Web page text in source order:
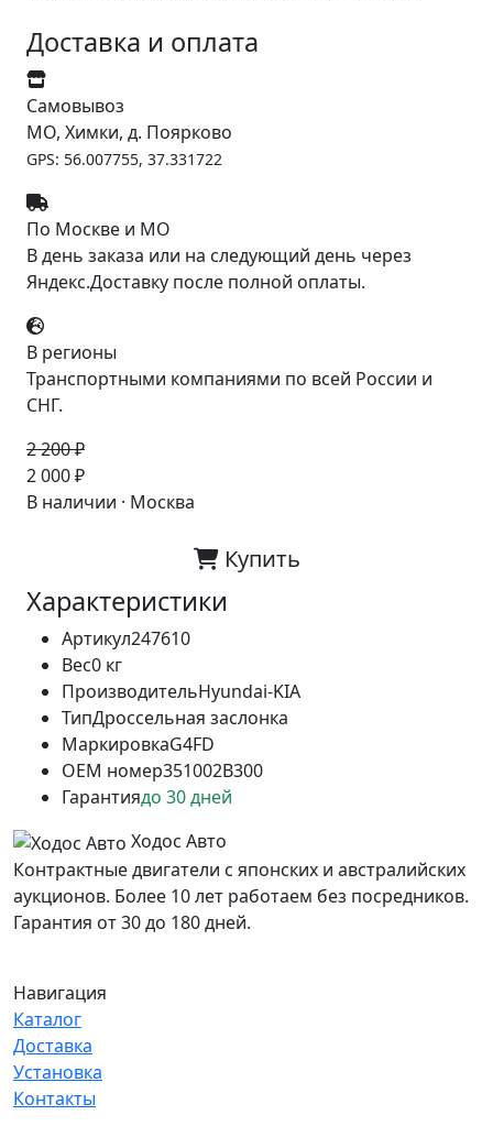
Доставка и оплата
Самовывоз
МО, Химки, д. Поярково
GPS: 56.007755, 37.331722
По Москве и МО
В день заказа или на следующий день через
Яндекс.Доставку после полной оплаты.
В регионы
Транспортными компаниями по всей России и
СНГ.
2 200 ₽
2 000 ₽
В наличии · Москва
Купить
Характеристики
Артикул247610
Вес0 кг
ПроизводительHyundai-KIA
ТипДроссельная заслонка
МаркировкаG4FD
OEM номер351002B300
Гарантиядо 30 дней
Ходос Авто
Контрактные двигатели с японских и австралийских
аукционов. Более 10 лет работаем без посредников.
Гарантия от 30 до 180 дней.
Навигация
Каталог
Доставка
Установка
Контакты